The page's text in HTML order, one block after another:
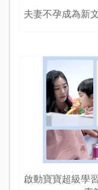
夫妻不孕成為新
啟動寶寶超級學